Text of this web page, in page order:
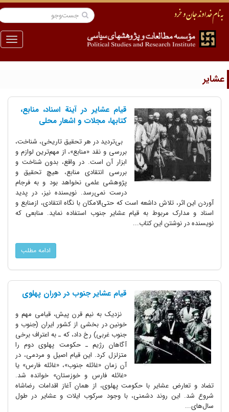
منو
قیام عشایر در آینة اسناد، منابع،
کتابها، مجلات و اشعار محلی
بی‌تردید در هر تحقیق تاریخی، شناخت،‌
بررسی و نقد «منابع»،‌ از مهم‌ترین لوازم و
ابزار آن است. در واقع، بدون شناخت و
بررسی انتقادی منابع، هیچ تحقیق و
پژوهشی علمی نخواهد بود و به فرجام
درست نمی‌رسد. نویسنده نیز، در پدید
آوردن این اثر، تلاش داشعه است که حتی‌الامکان با نگاه انتقادی، ازمنابع و
اسناد و مدارک مربوط به قیام عشایر جنوب استفاده نماید. منابعی که
نویسنده در نوشتن این کتاب...
ادامه مطلب
قیام عشایر جنوب در دوران پهلوی
نزدیک به نیم قرن پیش، قیامی مهم و
خونین در بخشی از کشور ایران (جنوب و
جنوب غربی) رخ داد، که ـ به اعتراف برخی
آگاهان رژیم ـ حکومت پهلوی دوم را
متزلزل کرد. این قیام اصیل و مردمی، در
آن زمان «غائله جنوب»، «غائله فارس» یا
«غائله فارس و خوزستان» خوانده شد.
تضاد و تعارض عشایر با حکومت پهلوی، از همان آغاز اقدامات رضاشاه
شروع شد. این روند دشمنی، با وجود سرکوب ایلات و عشایر در طول
سال‌های...